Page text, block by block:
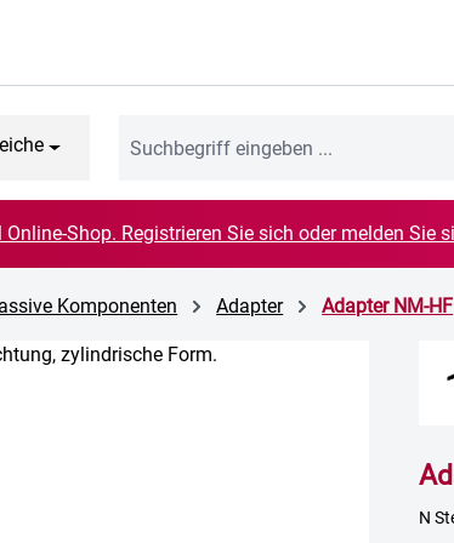
Shop. Registrieren Sie sich oder melden Sie
Komponenten Adapter Adapter NM-HF
N